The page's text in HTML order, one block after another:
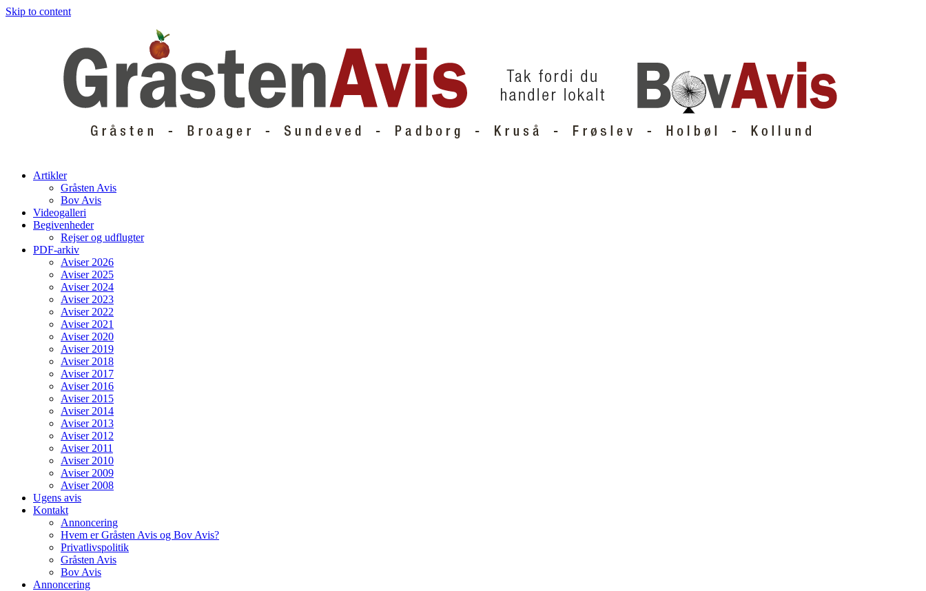
Skip to content
Artikler
Gråsten Avis
Bov Avis
Videogalleri
Begivenheder
Rejser og udflugter
PDF-arkiv
Aviser 2026
Aviser 2025
Aviser 2024
Aviser 2023
Aviser 2022
Aviser 2021
Aviser 2020
Aviser 2019
Aviser 2018
Aviser 2017
Aviser 2016
Aviser 2015
Aviser 2014
Aviser 2013
Aviser 2012
Aviser 2011
Aviser 2010
Aviser 2009
Aviser 2008
Ugens avis
Kontakt
Annoncering
Hvem er Gråsten Avis og Bov Avis?
Privatlivspolitik
Gråsten Avis
Bov Avis
Annoncering